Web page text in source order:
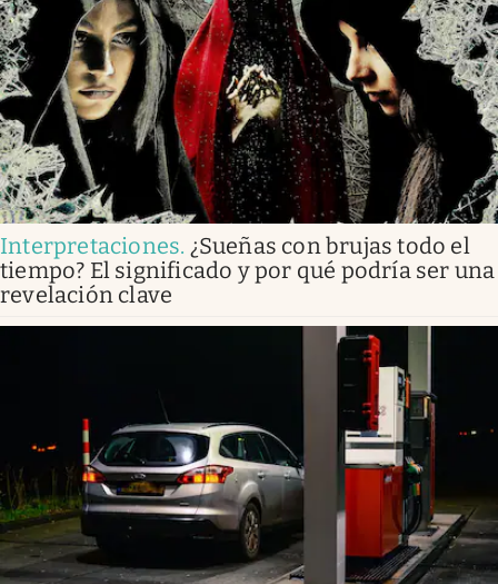
Interpretaciones. ¿Sueñas con brujas todo el
tiempo? El significado y por qué podría ser una
revelación clave